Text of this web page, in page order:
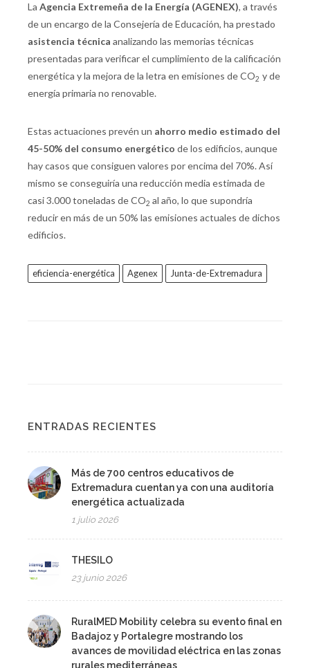
La Agencia Extremeña de la Energía (AGENEX), a través
de un encargo de la Consejería de Educación, ha prestado
asistencia técnica analizando las memorias técnicas
presentadas para verificar el cumplimiento de la calificación
energética y la mejora de la letra en emisiones de CO2 y de
energía primaria no renovable.
Estas actuaciones prevén un ahorro medio estimado del
45-50% del consumo energético de los edificios, aunque
hay casos que consiguen valores por encima del 70%. Así
mismo se conseguiría una reducción media estimada de
casi 3.000 toneladas de CO2 al año, lo que supondría
reducir en más de un 50% las emisiones actuales de dichos
edificios.
eficiencia-energética Agenex Junta-de-Extremadura
ENTRADAS RECIENTES
Más de 700 centros educativos de
Extremadura cuentan ya con una auditoría
energética actualizada
1 julio 2026
THESILO
23 junio 2026
RuralMED Mobility celebra su evento final en
Badajoz y Portalegre mostrando los
avances de movilidad eléctrica en las zonas
rurales mediterráneas